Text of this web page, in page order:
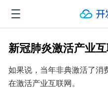
新冠肺炎激活产业
如果说，当年非典激活了消
在激活产业互联网。